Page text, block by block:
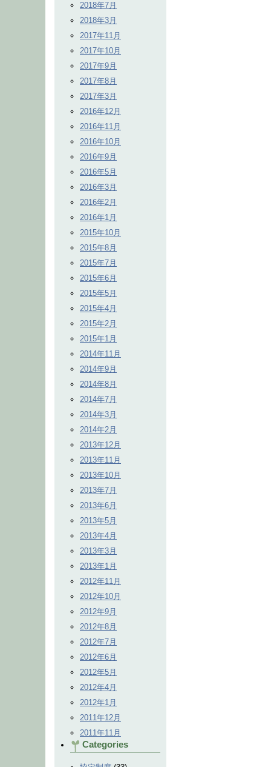
2018年7月
2018年3月
2017年11月
2017年10月
2017年9月
2017年8月
2017年3月
2016年12月
2016年11月
2016年10月
2016年9月
2016年5月
2016年3月
2016年2月
2016年1月
2015年10月
2015年8月
2015年7月
2015年6月
2015年5月
2015年4月
2015年2月
2015年1月
2014年11月
2014年9月
2014年8月
2014年7月
2014年3月
2014年2月
2013年12月
2013年11月
2013年10月
2013年7月
2013年6月
2013年5月
2013年4月
2013年3月
2013年1月
2012年11月
2012年10月
2012年9月
2012年8月
2012年7月
2012年6月
2012年5月
2012年4月
2012年1月
2011年12月
2011年11月
Categories